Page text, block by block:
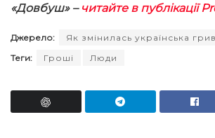
«Довбуш» – читайте в публікації
Джерело:
Як змінилась українська
Теги:
Гроші Люди